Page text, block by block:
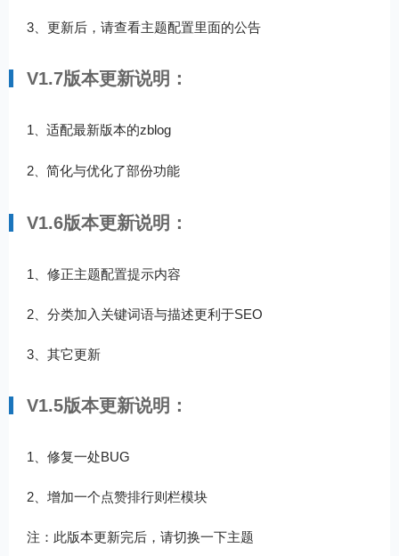
3、更新后，请查看主题配置里面的公告
V1.7版本更新说明：
1 适配最新版本的zblog
2 简化与优化了部份功能
V1.6版本更新说明：
1、修正主题配置提示内容
2、分类加入关键词语与描述更利于SEO
3、其它更新
V1.5版本更新说明：
1、修复一处BUG
2、增加一个点赞排行则栏模块
注：此版本更新完后，请切换一下主题